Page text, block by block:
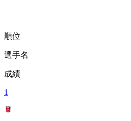
順位
選手名
成績
1